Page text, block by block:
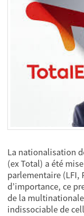
La nationalisation
(ex Total) a été
parlementaire (LFI,
d’importance, ce
de la
indissociable de